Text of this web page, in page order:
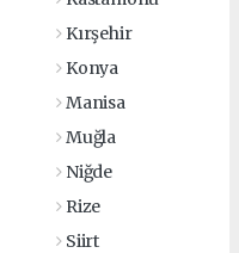
Kırşehir
Konya
Manisa
Muğla
Niğde
Rize
Siirt